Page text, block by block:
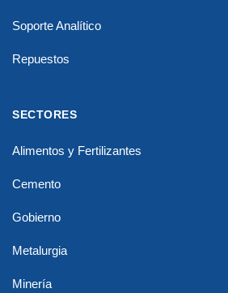
Soporte Analítico
Repuestos
SECTORES
Alimentos y Fertilizantes
Cemento
Gobierno
Metalurgia
Minería